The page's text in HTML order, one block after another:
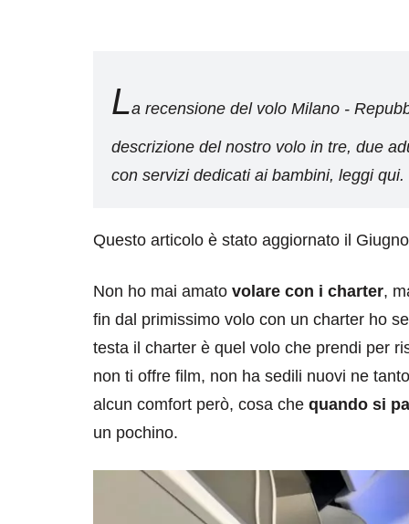
La recensione del volo Milano -
descrizione del nostro volo in tre, due
con servizi dedicati ai bambini, leggi qui.
Questo articolo è stato aggiornato il
Non ho mai amato volare con i charter,
fin dal primissimo volo con un charter ho
testa il charter è quel volo che prendi per
non ti offre film, non ha sedili nuovi ne
alcun comfort però, cosa che quando si
un pochino.